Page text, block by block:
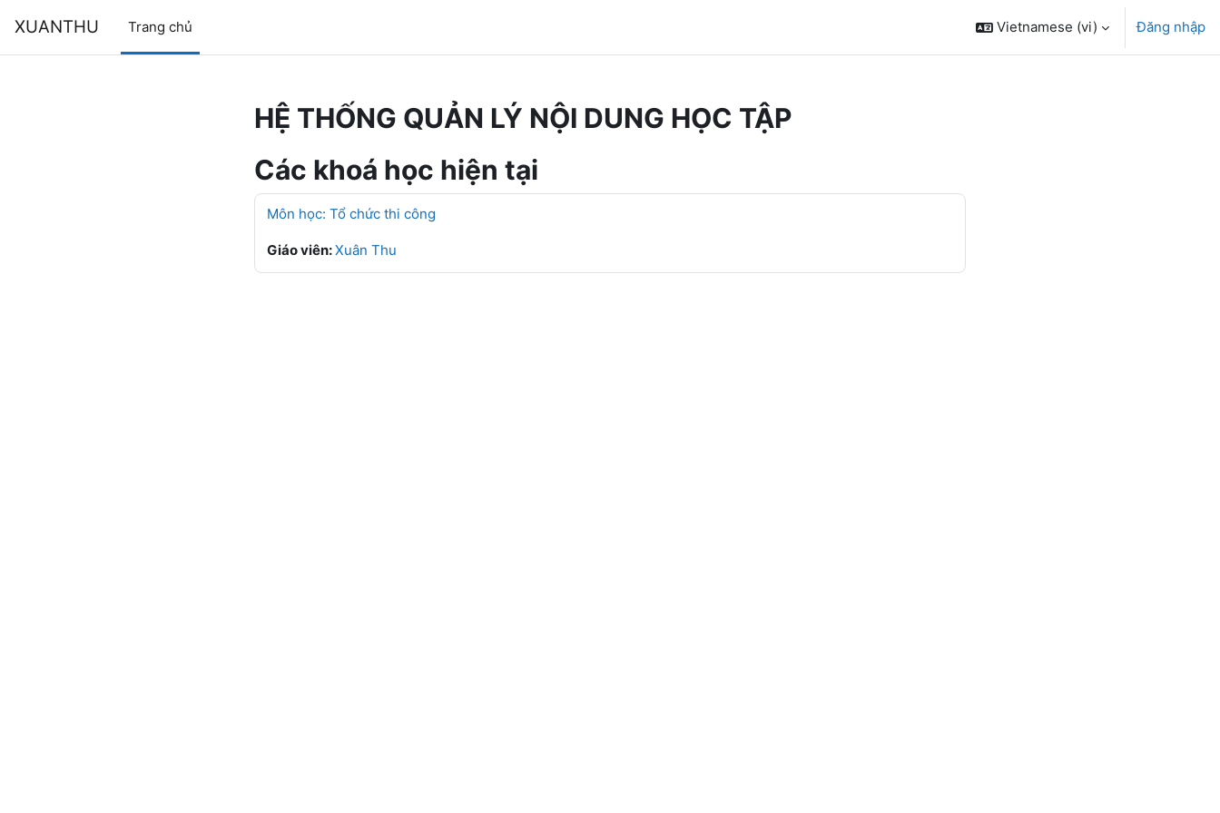
XUANTHU Trang chủ Vietnamese ‎(vi)‎ Đăng nhập
HỆ THỐNG QUẢN LÝ NỘI DUNG HỌC TẬP
Các khoá học hiện tại
Môn học: Tổ chức thi công
Giáo viên:Xuân Thu